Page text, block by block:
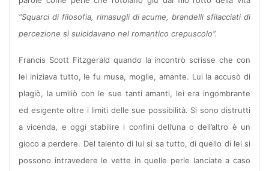
“Squarci di filosofia, rimasugli di acume, brandelli sfilacciati di
percezione si suicidavano nel romantico crepuscolo”.
Francis Scott Fitzgerald quando la incontrò scrisse che con
lei iniziava tutto, le fu musa, moglie, amante. Lui la accusò di
plagiò, la umiliò con le sue tanti amanti, lei era ingombrante
ed esigente oltre i limiti delle sue possibilità. Si sono distrutti
a vicenda, e oggi stabilire i confini dell’una o dell’altro è un
gioco a perdere. Del talento di lui si sa tutto, di quello di lei si
possono intravedere le vette in quelle perle lanciate a caso